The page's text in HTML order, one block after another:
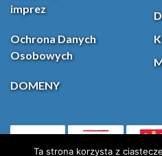
imprez
Ochrona Danych
Osobowych
DOMENY
(otwiera się
Ta strona korzysta z